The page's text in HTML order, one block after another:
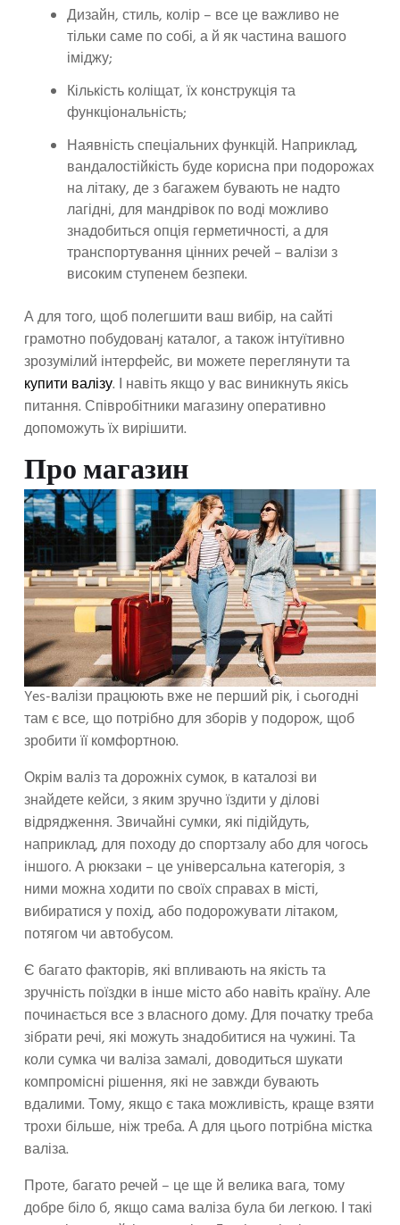
Дизайн, стиль, колір – все це важливо не
тільки саме по собі, а й як частина вашого
іміджу;
Кількість коліщат, їх конструкція та
функціональність;
Наявність спеціальних функцій. Наприклад,
вандалостійкість буде корисна при подорожах
на літаку, де з багажем бувають не надто
лагідні, для мандрівок по воді можливо
знадобиться опція герметичності, а для
транспортування цінних речей – валізи з
високим ступенем безпеки.
А для того, щоб полегшити ваш вибір, на сайті
грамотно побудованj каталог, а також інтуїтивно
зрозумілий інтерфейс, ви можете переглянути та
купити валізу. І навіть якщо у вас виникнуть якісь
питання. Співробітники магазину оперативно
допоможуть їх вирішити.
Про магазин
Yes-валізи працюють вже не перший рік, і сьогодні
там є все, що потрібно для зборів у подорож, щоб
зробити її комфортною.
Окрім валіз та дорожніх сумок, в каталозі ви
знайдете кейси, з яким зручно їздити у ділові
відрядження. Звичайні сумки, які підійдуть,
наприклад, для походу до спортзалу або для чогось
іншого. А рюкзаки – це універсальна категорія, з
ними можна ходити по своїх справах в місті,
вибиратися у похід, або подорожувати літаком,
потягом чи автобусом.
Є багато факторів, які впливають на якість та
зручність поїздки в інше місто або навіть країну. Але
починається все з власного дому. Для початку треба
зібрати речі, які можуть знадобитися на чужині. Та
коли сумка чи валіза замалі, доводиться шукати
компромісні рішення, які не завжди бувають
вдалими. Тому, якщо є така можливість, краще взяти
трохи більше, ніж треба. А для цього потрібна містка
валіза.
Проте, багато речей – це ще й велика вага, тому
добре біло б, якщо сама валіза була би легкою. І такі